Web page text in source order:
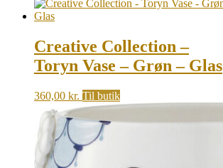
Creative Collection –
Toryn Vase – Grøn – Glas
360,00 kr. Til butik